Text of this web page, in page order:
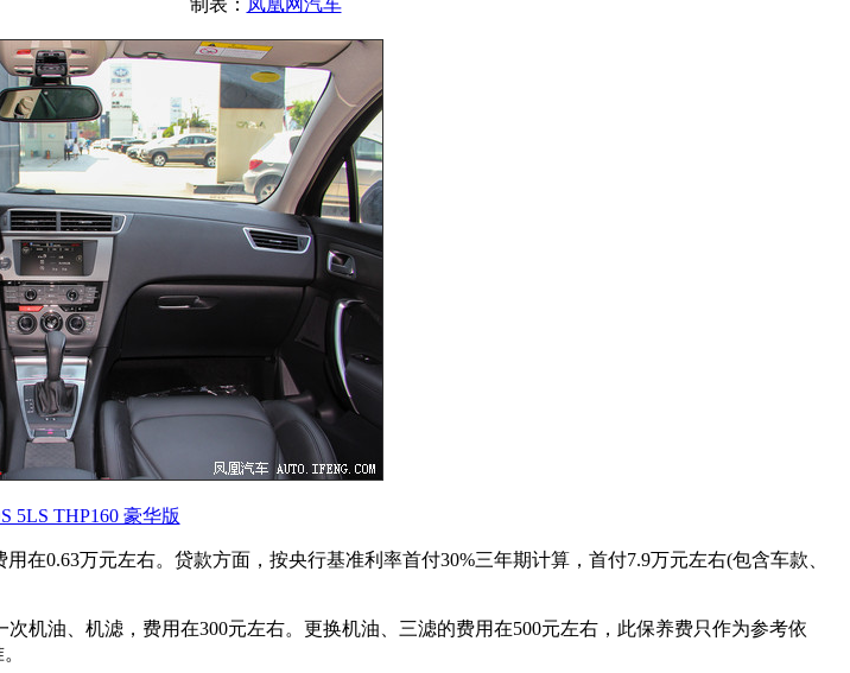
制表： 凤凰网汽车
5LS THP160 豪华版
在0.63万元左右。贷款方面，按央行基准利率首付30%三年期计算，首付7.9万元左右(包含车款、
机油、机滤，费用在300元左右。更换机油、三滤的费用在500元左右，此保养费只作为参考依